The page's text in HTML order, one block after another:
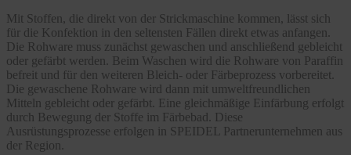
Mit Stoffen, die direkt von der Strickmaschine kommen, lässt sich
für die Konfektion in den seltensten Fällen direkt etwas anfangen.
Die Rohware muss zunächst gewaschen und anschließend gebleicht
oder gefärbt werden. Beim Waschen wird die Rohware von Paraffin
befreit und für den weiteren Bleich- oder Färbeprozess vorbereitet.
Die gewaschene Rohware wird dann mit umweltfreundlichen
Mitteln gebleicht oder gefärbt. Eine gleichmäßige Einfärbung erfolgt
durch Bewegung der Stoffe im Färbebad. Diese
Ausrüstungsprozesse erfolgen in SPEIDEL Partnerunternehmen aus
der Region.